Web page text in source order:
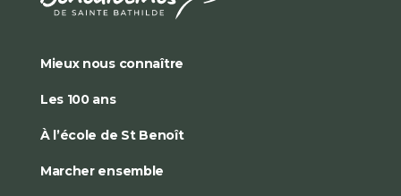
Mieux nous connaître
Les 100 ans
À l’école de St Benoît
Marcher ensemble